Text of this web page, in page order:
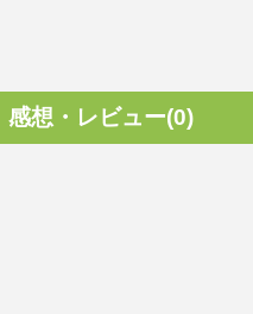
感想・レビュー(0)